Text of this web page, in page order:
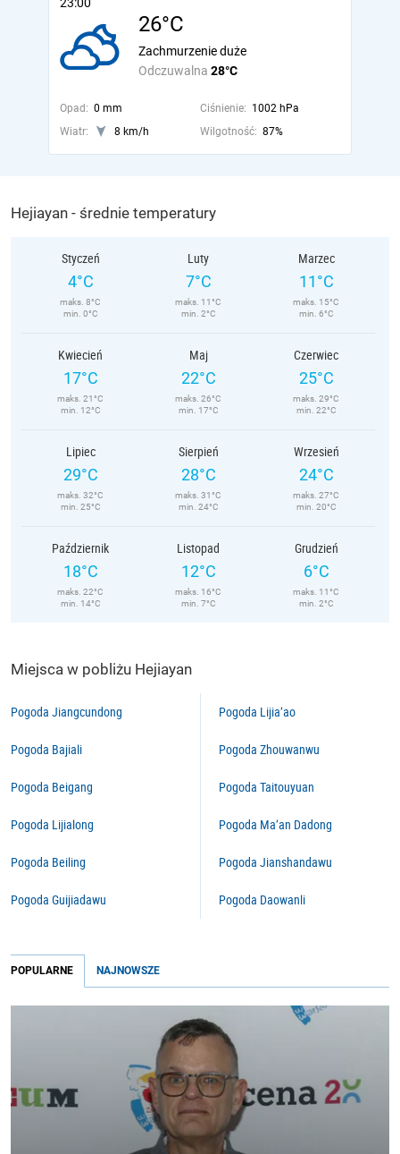
26°C
Odczuwalna 28°C
Zachmurzenie duże
Opad: 0 mm Ciśnienie: 1002 hPa
Wiatr:
8 km/h Wilgotność: 87%
Hejiayan - średnie temperatury
Styczeń
4°C
maks. 8°C
min. 0°C
Luty
7°C
maks. 11°C
min. 2°C
Marzec
11°C
maks. 15°C
min. 6°C
Kwiecień
17°C
maks. 21°C
min. 12°C
Maj
22°C
maks. 26°C
min. 17°C
Czerwiec
25°C
maks. 29°C
min. 22°C
Lipiec
29°C
maks. 32°C
min. 25°C
Sierpień
28°C
maks. 31°C
min. 24°C
Wrzesień
24°C
maks. 27°C
min. 20°C
Październik
18°C
maks. 22°C
min. 14°C
Listopad
12°C
maks. 16°C
min. 7°C
Grudzień
6°C
maks. 11°C
min. 2°C
Miejsca w pobliżu Hejiayan
Pogoda Jiangcundong
Pogoda Bajiali
Pogoda Beigang
Pogoda Lijialong
Pogoda Beiling
Pogoda Guijiadawu
Pogoda Lijia’ao
Pogoda Zhouwanwu
Pogoda Taitouyuan
Pogoda Ma’an Dadong
Pogoda Jianshandawu
Pogoda Daowanli
POPULARNE NAJNOWSZE